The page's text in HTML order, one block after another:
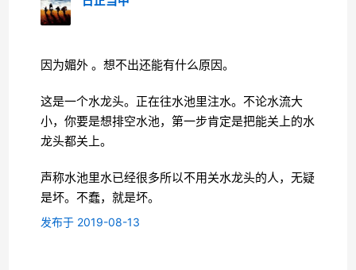
因为媚外 。想不出还能有什么原因。
这是一个水龙头。正在往水池里注水。不论水流大
小，你要是想排空水池，第一步肯定是把能关上的水
龙头都关上。
声称水池里水已经很多所以不用关水龙头的人，无疑
是坏。不蠢，就是坏。
发布于 2019-08-13